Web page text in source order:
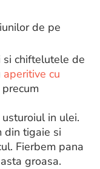
de pe
chiftelutele de
aperitive cu
in ulei.
din tigaie si
Fierbem pana
groasa.